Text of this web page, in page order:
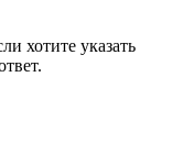
хотите указать